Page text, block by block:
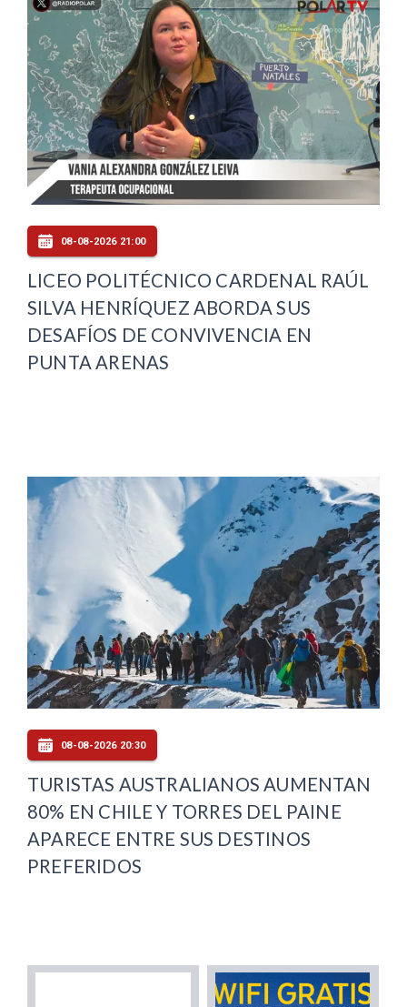
08-08-2026 21:00
LICEO POLITÉCNICO CARDENAL RAÚL
SILVA HENRÍQUEZ ABORDA SUS
DESAFÍOS DE CONVIVENCIA EN
PUNTA ARENAS
08-08-2026 20:30
TURISTAS AUSTRALIANOS AUMENTAN
80% EN CHILE Y TORRES DEL PAINE
APARECE ENTRE SUS DESTINOS
PREFERIDOS